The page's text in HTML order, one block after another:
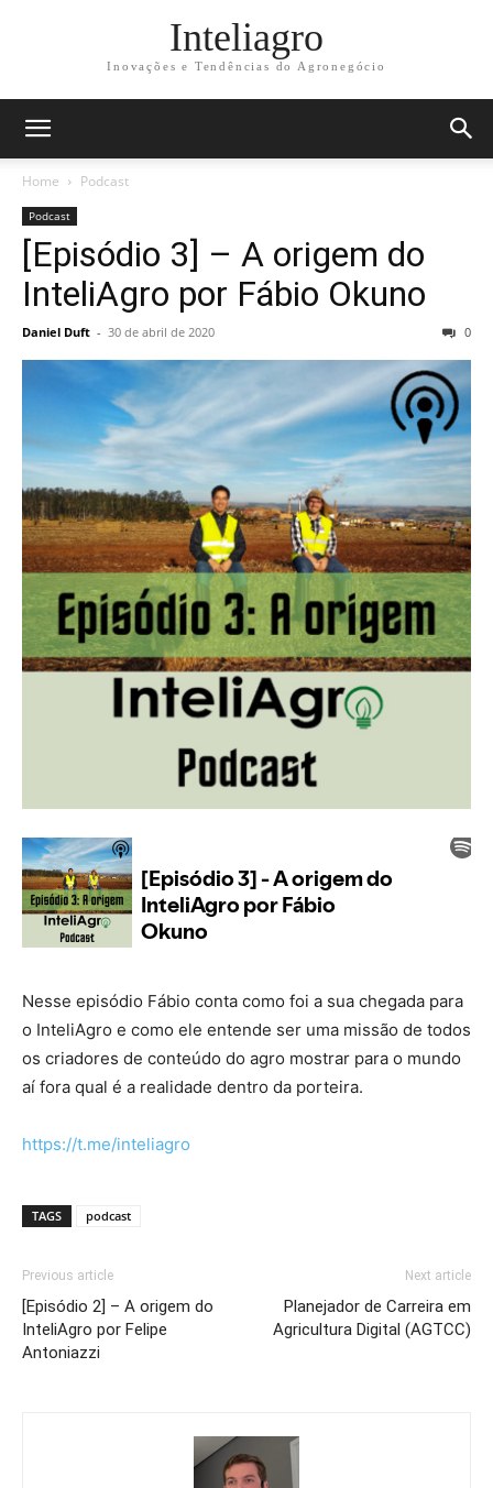
Inteliagro
Inovações e Tendências do Agronegócio
Home Podcast
Podcast
[Episódio 3] – A origem do
InteliAgro por Fábio Okuno
Daniel Duft - 30 de abril de 2020 0
Nesse episódio Fábio conta como foi a sua chegada para
o InteliAgro e como ele entende ser uma missão de todos
os criadores de conteúdo do agro mostrar para o mundo
aí fora qual é a realidade dentro da porteira.
https://t.me/inteliagro
TAGS podcast
Previous article
[Episódio 2] – A origem do
InteliAgro por Felipe
Antoniazzi
Next article
Planejador de Carreira em
Agricultura Digital (AGTCC)